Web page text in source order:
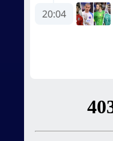
20:04